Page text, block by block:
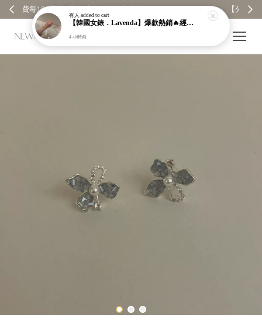
有人 added to cart
【韓國女錶．Lavenda】爆款熱銷🔥經典之作老錢風編織紋理奢華金錶【nk64】
4 小時前